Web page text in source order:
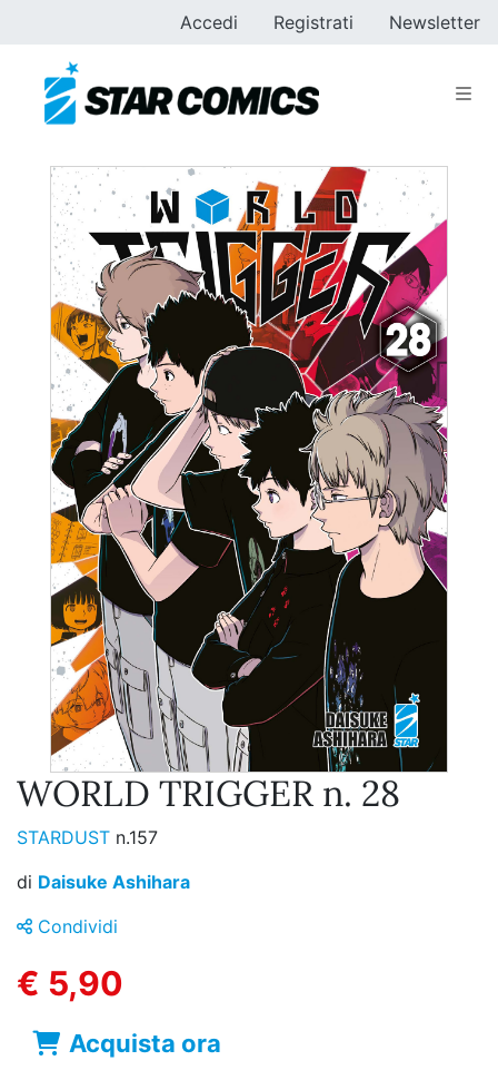
Accedi Registrati Newsletter
WORLD TRIGGER n. 28
STARDUST n.157
di Daisuke Ashihara
Condividi
€ 5,90
Acquista ora